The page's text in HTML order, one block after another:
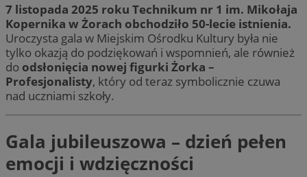
7 listopada 2025 roku Technikum nr 1 im. Mikołaja
Kopernika w Żorach obchodziło 50-lecie istnienia.
Uroczysta gala w Miejskim Ośrodku Kultury była nie
tylko okazją do podziękowań i wspomnień, ale również
do odsłonięcia nowej figurki Żorka –
Profesjonalisty, który od teraz symbolicznie czuwa
nad uczniami szkoły.
Gala jubileuszowa – dzień pełen
emocji i wdzięczności